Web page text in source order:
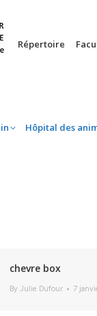
Répertoire
Hôpital des
chevre box
By Julie Dufour 7
équin